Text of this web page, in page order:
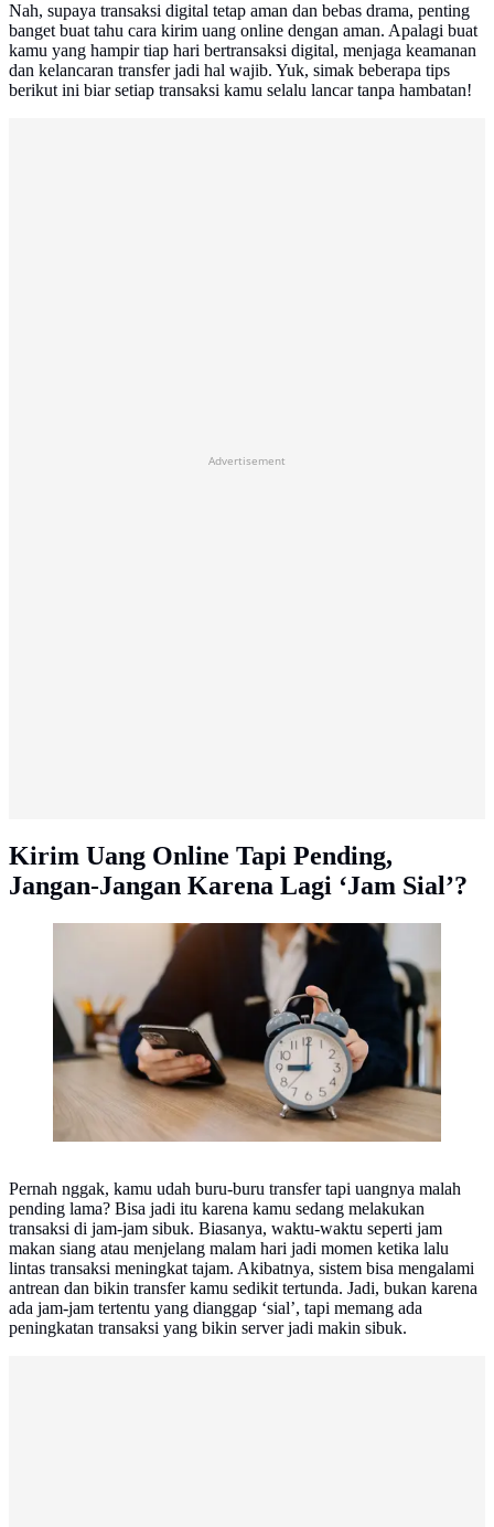
Nah, supaya transaksi digital tetap aman dan bebas drama, penting
banget buat tahu cara kirim uang online dengan aman. Apalagi buat
kamu yang hampir tiap hari bertransaksi digital, menjaga keamanan
dan kelancaran transfer jadi hal wajib. Yuk, simak beberapa tips
berikut ini biar setiap transaksi kamu selalu lancar tanpa hambatan!
Advertisement
Kirim Uang Online Tapi Pending,
Jangan-Jangan Karena Lagi ‘Jam Sial’?
Ilustrasi jam. (nuttapongmohock02/depositphotos.com)
Pernah nggak, kamu udah buru-buru transfer tapi uangnya malah
pending lama? Bisa jadi itu karena kamu sedang melakukan
transaksi di jam-jam sibuk. Biasanya, waktu-waktu seperti jam
makan siang atau menjelang malam hari jadi momen ketika lalu
lintas transaksi meningkat tajam. Akibatnya, sistem bisa mengalami
antrean dan bikin transfer kamu sedikit tertunda. Jadi, bukan karena
ada jam-jam tertentu yang dianggap ‘sial’, tapi memang ada
peningkatan transaksi yang bikin server jadi makin sibuk.